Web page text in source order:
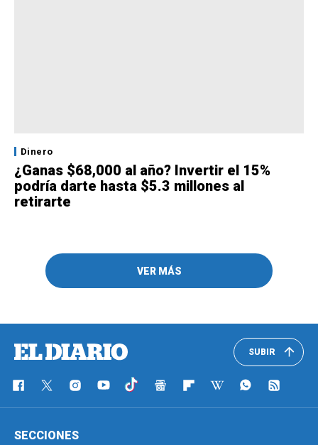
Dinero
¿Ganas $68,000 al año? Invertir el 15%
podría darte hasta $5.3 millones al
retirarte
VER MÁS
SUBIR
SECCIONES